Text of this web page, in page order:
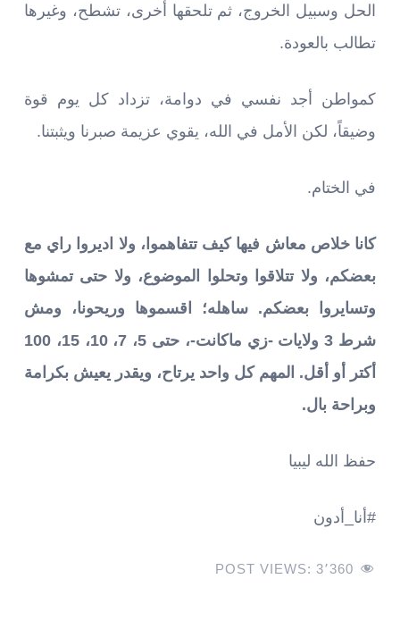
الحل وسبيل الخروج، ثم تلحقها أخرى، تشطح، وغيرها
تطالب بالعودة.
كمواطن أجد نفسي في دوامة، تزداد كل يوم قوة
وضيقاً، لكن الأمل في الله، يقوي عزيمة صبرنا ويثبتنا.
في الختام.
كانا خلاص معاش فيها كيف تتفاهموا، ولا اديروا راي مع
بعضكم، ولا تتلاقوا وتحلوا الموضوع، ولا حتى تمشوها
وتسايروا بعضكم. ساهله؛ اقسموها وريحونا، ومش
شرط 3 ولايات -زي ماكانت-، حتى 5، 7، 10، 15، 100
أكتر أو أقل. المهم كل واحد يرتاح، ويقدر يعيش بكرامة
وبراحة بال.
حفظ الله ليبيا
#أنا_أدون
POST VIEWS: 3٬360